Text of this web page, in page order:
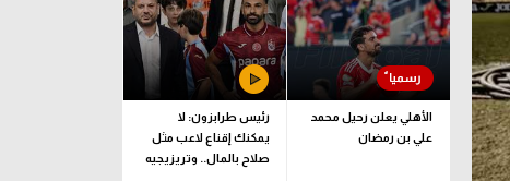
الأهلي يعلن رحيل محمد
علي بن رمضان
رئيس طرابزون: لا
يمكنك إقناع لاعب مثل
صلاح بالمال.. وتريزيجيه